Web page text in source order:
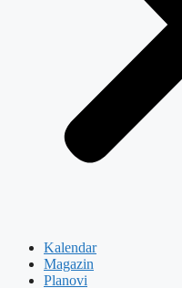
Kalendar
Magazin
Planovi